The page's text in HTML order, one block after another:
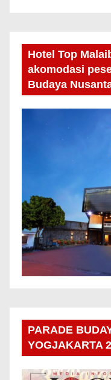
Hotel Top
akomodasi
Budaya
PARADE
YOGJAKARTA